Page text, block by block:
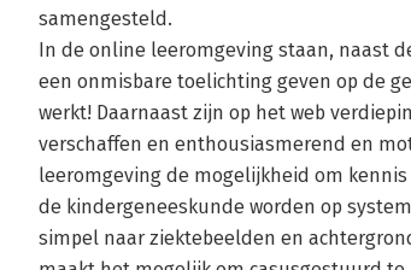
samengesteld.
In de online leeromgeving staan, naast
een onmisbare toelichting geven op de
werkt! Daarnaast zijn op het web
verschaffen en enthousiasmerend en
leeromgeving de mogelijkheid om
de kindergeneeskunde worden op
simpel naar ziektebeelden en